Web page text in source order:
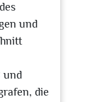
und
und
die